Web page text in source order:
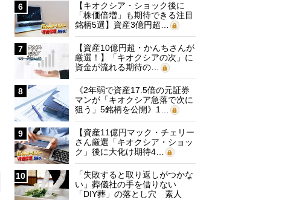
6
【キオクシア・ショック後に
「株価倍増」も期待できる注目
銘柄5選】資産3億円超…
7
【資産10億円超・かんちさんが
厳選！】「キオクシアの次」に
資金が流れる期待の…
8
《2年弱で資産17.5倍の元証券
マンが「キオクシア急落で次に
狙う」5銘柄を公開》1…
9
【資産11億円マック・チェリー
さん厳選「キオクシア・ショッ
ク」後に大化け期待4…
10
「失敗すると取り返しがつかな
い」葬儀社の手を借りない
「DIY葬」の落とし穴 素人